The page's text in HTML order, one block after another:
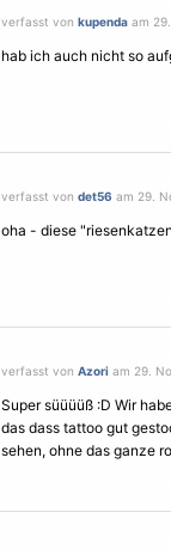
verfasst von kupenda am
hab ich auch nicht so
verfasst von det56 am 29.
oha - diese
verfasst von Azori am 29.
Super süüüüß :D Wir
das dass tattoo gut
sehen, ohne das ganze